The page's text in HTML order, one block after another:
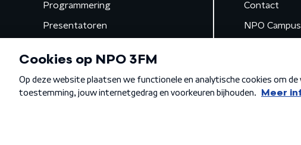
Programmering
Presentatoren
Gemist
Contact
NPO Campus
Algemene voorwaarden Privacybeleid